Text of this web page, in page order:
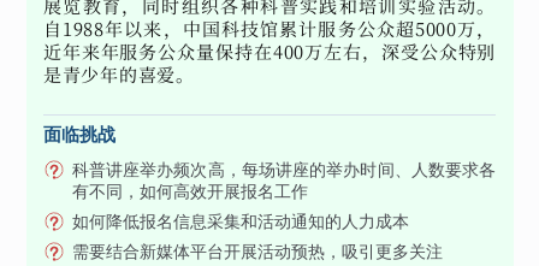
展览教育，同时组织各种科普实践和培训实验活动。
自1988年以来，中国科技馆累计服务公众超5000万，
近年来年服务公众量保持在400万左右，深受公众特别
是青少年的喜爱。
面临挑战
科普讲座举办频次高，每场讲座的举办时间、人数要求各
有不同，如何高效开展报名工作
如何降低报名信息采集和活动通知的人力成本
需要结合新媒体平台开展活动预热，吸引更多关注